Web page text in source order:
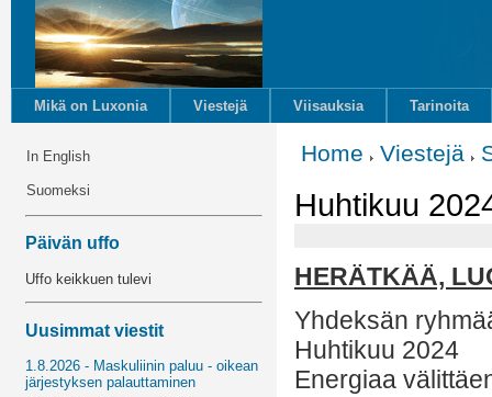
Mikä on Luxonia Viestejä Viisauksia Tarinoita
In English
Suomeksi
Päivän uffo
Uffo keikkuen tulevi
Uusimmat viestit
1.8.2026 - Maskuliinin paluu - oikean
järjestyksen palauttaminen
Home Viestejä
Huhtikuu
HERÄTKÄÄ,
Yhdeksän
Huhtikuu 2024
Energiaa